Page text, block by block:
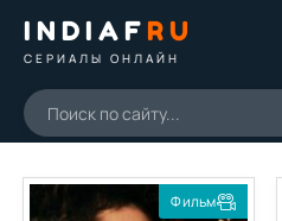
INDIAFRU
СЕРИАЛЫ ОНЛАЙН
Фильм